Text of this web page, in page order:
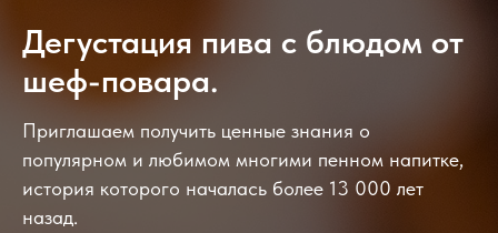
Дегустация пива с блюдом от
шеф-повара.
Приглашаем получить ценные знания о
популярном и любимом многими пенном напитке,
история которого началась более 13 000 лет
назад.